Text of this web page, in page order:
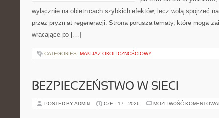
wyłącznie na obietnicach szybkich efektów, lecz wolą spojrzeć
przez pryzmat regeneracji. Strona porusza tematy, które mogą
wracające po […]
CATEGORIES: MAKIJAŻ OKOLICZNOŚCIOWY
BEZPIECZEŃSTWO W SIECI
POSTED BY ADMIN CZE - 17 - 2026 MOŻLIWOŚĆ